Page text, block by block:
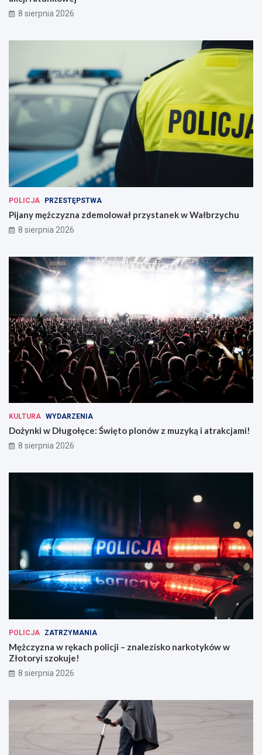
8 sierpnia 2026
POLICJA PRZESTĘPSTWA
Pijany mężczyzna zdemolował przystanek w Wałbrzychu
8 sierpnia 2026
KULTURA WYDARZENIA
Dożynki w Długołęce: Święto plonów z muzyką i atrakcjami!
8 sierpnia 2026
POLICJA ZATRZYMANIA
Mężczyzna w rękach policji – znalezisko narkotyków w
Złotoryi szokuje!
8 sierpnia 2026